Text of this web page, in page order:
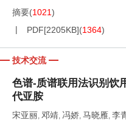
摘要(1021)
PDF[2205KB](1364)
技术交流
色谱-质谱联用法识别饮
代亚胺
宋亚丽, 邓靖, 冯娇, 马晓雁, 李